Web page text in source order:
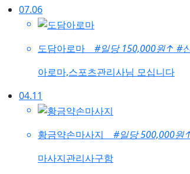
07.06
도담아로마 #일당 150,000원↑ #
아로마,스포츠관리사님 모십니다
04.11
황금약손마사지 #일당 500,000원
마사지관리사구함